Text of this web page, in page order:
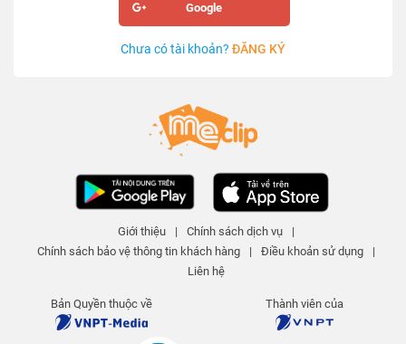
Google
Chưa có tài khoản? ĐĂNG KÝ
Giới thiệu | Chính sách dịch vụ
|
Chính sách bảo vệ thông tin khách hàng
| Điều khoản sử dụng
|
Liên hệ
Bản Quyền thuộc về Thành viên của